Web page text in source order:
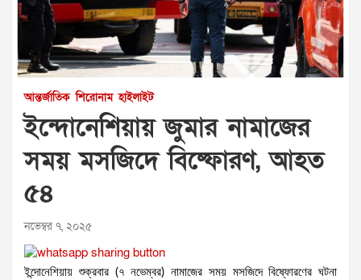
আন্তর্জাতিক শিরোনাম হাইলাইট
ইন্দোনেশিয়ায় জুমার নামাজের
সময় মসজিদে বিষ্ফোরণ, আহত
৫৪
নভেম্বর ৭, ২০২৫
ইন্দোনেশিয়ায় শুক্রবার (৭ নভেম্বর) নামাজের সময় মসজিদে বিষ্ফোরণের ঘটনা